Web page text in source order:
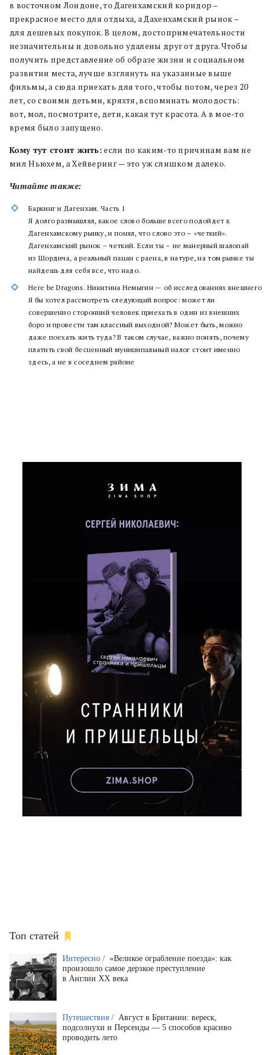
в восточном Лондоне, то Дагенхамский коридор –
прекрасное место для отдыха, а Дахенхамский рынок –
для дешевых покупок. В целом, достопримечательности
незначительны и довольно удалены друг от друга. Чтобы
получить представление об образе жизни и социальном
развитии места, лучше взглянуть на указанные выше
фильмы, а сюда приехать для того, чтобы потом, через 20
лет, со своими детьми, кряхтя, вспоминать молодость:
вот, мол, посмотрите, дети, какая тут красота. А в мое-то
время было запущено.
Кому тут стоит жить: если по каким-то причинам вам не
мил Ньюхем, а Хейверинг — это уж слишком далеко.
Читайте также:
Баркинг и Дагенхам. Часть 1
Я долго размышлял, какое слово больше всего подойдет к
Дагенхамскому рынку, и понял, что слово это – «четкий».
Дагенхамский рынок – четкий. Если ты – не манерный шалопай
из Шордича, а реальный пацан с раена, в натуре, на том рынке ты
найдешь для себя все, что надо.
Here be Dragons. Никитина Немыгин — об исследованиях
Я бы хотел рассмотреть следующий вопрос: может ли
совершенно сторонний человек приехать в один из внешних
боро и провести там классный выходной? Может быть, можно
даже поехать жить туда? В таком случае, важно понять, почему
платить свой бесценный муниципальный налог стоит именно
здесь, а не в соседнем районе
Топ статей
Интересно / «Великое ограбление поезда»: как
произошло самое дерзкое преступление
в Англии XX века
Путешествия / Август в Британии: вереск,
подсолнухи и Персеиды — 5 способов красиво
проводить лето